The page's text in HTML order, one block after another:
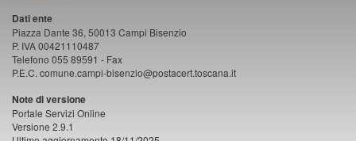
Dati ente
Piazza Dante 36, 50013 Campi Bisenzio
P. IVA 00421110487
Telefono 055 89591 - Fax
P.E.C. comune.campi-bisenzio@postacert.toscana.it
Note di versione
Portale Servizi Online
Versione 2.9.1